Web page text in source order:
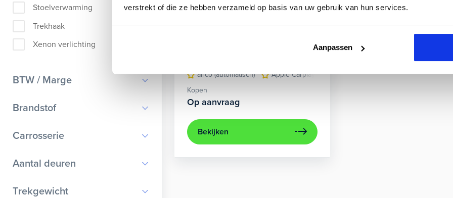
verstrekt of die ze hebben verzameld op basis van uw gebruik van hun services.
Aanpassen
Stoelverwarming
Trekhaak
Xenon verlichting
BTW / Marge
BTW
Brandstof
Benzine
Elektrisch
Hybride benzine
Carrosserie
Bestelauto
Chassis cabine
Aantal deuren
Trekgewicht
Škoda Superb
airco (automatisch)
Apple Carplay/Android Auto lichtmetalen velgen 16"
Kopen
Op aanvraag
Bekijken